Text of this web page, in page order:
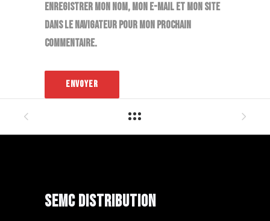
Enregistrer mon nom, mon e-mail et mon site
dans le navigateur pour mon prochain
commentaire.
SEMC Distribution